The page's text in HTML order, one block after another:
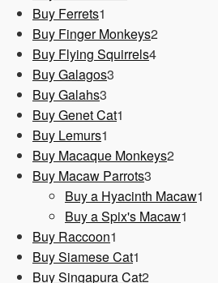
Buy Ferrets1
Produkt
Buy Finger Monkeys22
Buy Flying Squirrels44
Buy Galagos3
Buy Galahs3
Produkte
Buy Genet Cat1
Buy Lemurs1
Produkt
Buy Macaque Monkeys22
Buy Macaw Parrots3
Produkte
Buy a Hyacinth Macaw1
Buy a Spix's Macaw1
Buy Raccoon1
Produkt
Buy Siamese Cat1
Produkt
Buy Singapura Cat22